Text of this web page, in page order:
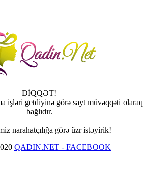
DİQQƏT!
işləri getdiyinə görə sayt müvəqqəti olaraq
bağlıdır.
narahatçılığa görə üzr istəyirik!
QADIN.NET - FACEBOOK